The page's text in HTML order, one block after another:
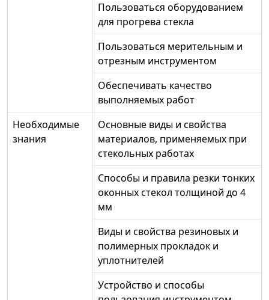
Пользоваться оборудованием
для прогрева стекла
Пользоваться мерительным и
отрезным инструментом
Обеспечивать качество
выполняемых работ
Необходимые
знания
Основные виды и свойства
материалов, применяемых при
стекольных работах
Способы и правила резки тонких
оконных стекол толщиной до 4
мм
Виды и свойства резиновых и
полимерных прокладок и
уплотнителей
Устройство и способы